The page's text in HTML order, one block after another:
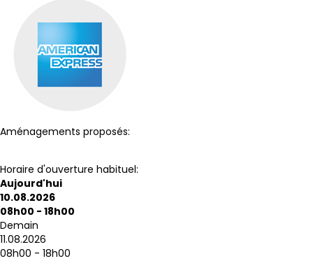
Aménagements proposés:
Horaire d'ouverture habituel:
Aujourd'hui
10.08.2026
08h00 - 18h00
Demain
11.08.2026
08h00 - 18h00